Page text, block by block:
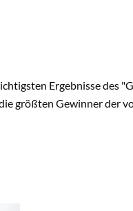
Ergebnisse des
größten Gewinner der